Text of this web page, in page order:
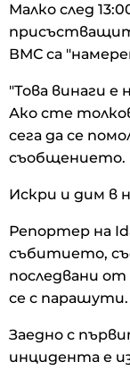
Малко след
ВМС са
"Това винаги
Ако сте
сега да се
съобщението.
Искри и дим в
Репортер на
събитието,
последвани
се с парашути.
Заедно с
инцидента е